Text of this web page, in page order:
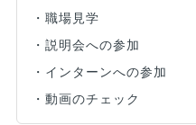
・職場見学
・説明会への参加
・インターンへの参加
・動画のチェック